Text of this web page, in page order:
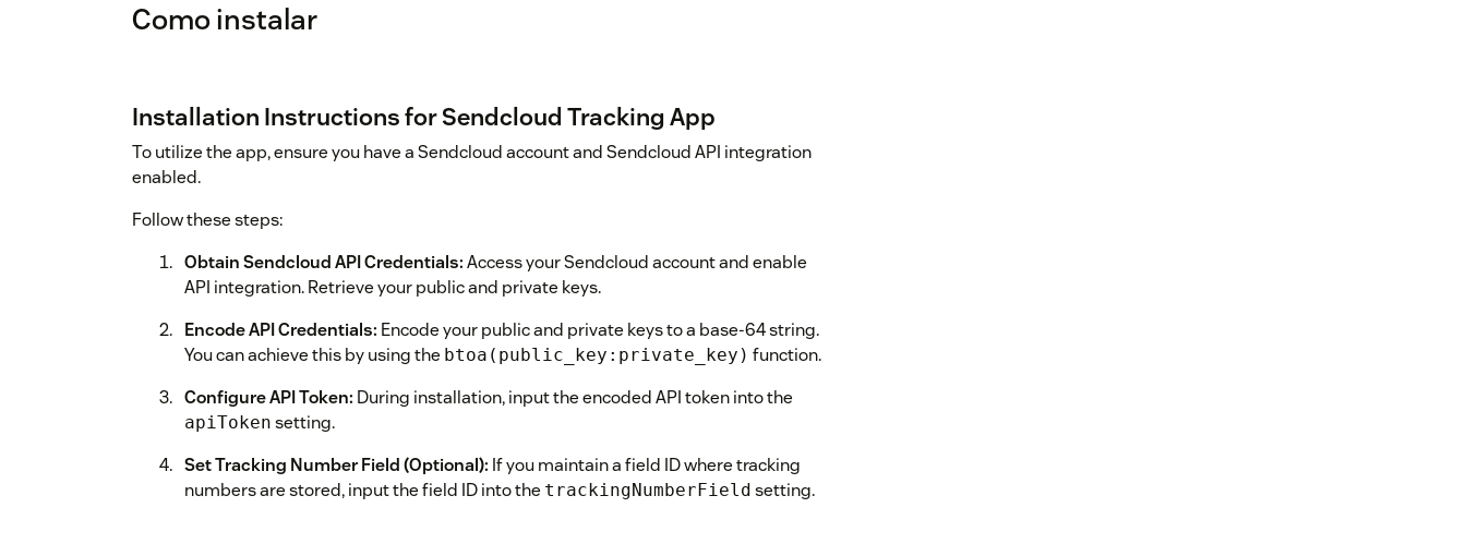
Como instalar
Installation Instructions for Sendcloud Tracking App
To utilize the app, ensure you have a Sendcloud account and Sendcloud API integration
enabled.
Follow these steps:
Obtain Sendcloud API Credentials:Access your Sendcloud account and enable
API integration. Retrieve your public and private keys.
Encode API Credentials: Encode your public and private keys to a base-64 string.
You can achieve this by using the btoa(public_key:private_key) function.
Configure API Token: During installation, input the encoded API token into the
apiToken setting.
Set Tracking Number Field (Optional): If you maintain a field ID where tracking
numbers are stored, input the field ID into the trackingNumberField setting.